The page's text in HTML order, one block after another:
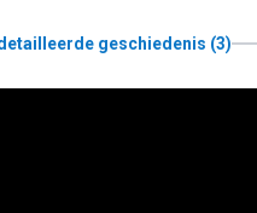
geschiedenis (3)